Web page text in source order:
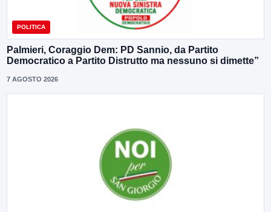
POLITICA
Palmieri, Coraggio Dem: PD Sannio, da Partito
Democratico a Partito Distrutto ma nessuno si dimette”
7 AGOSTO 2026